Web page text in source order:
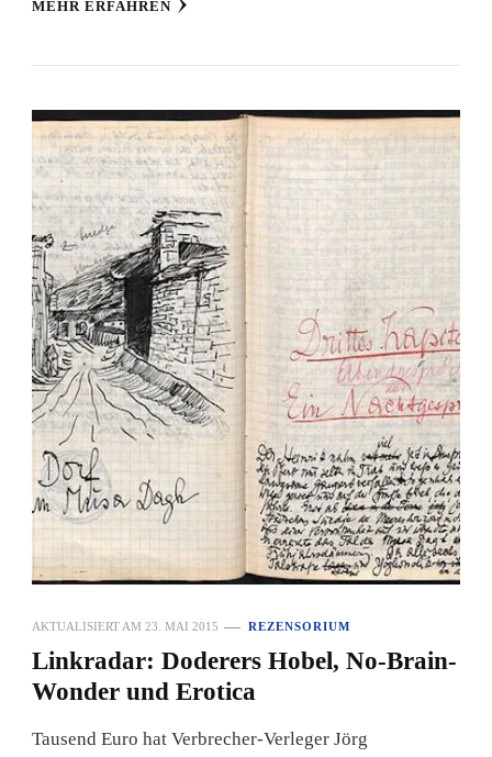
MEHR ERFAHREN
AKTUALISIERT AM 23. MAI 2015 REZENSORIUM
Linkradar: Doderers Hobel, No-Brain-
Wonder und Erotica
Tausend Euro hat Verbrecher-Verleger Jörg